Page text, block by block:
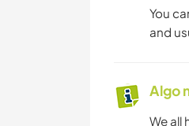
You
and
Algo
We all